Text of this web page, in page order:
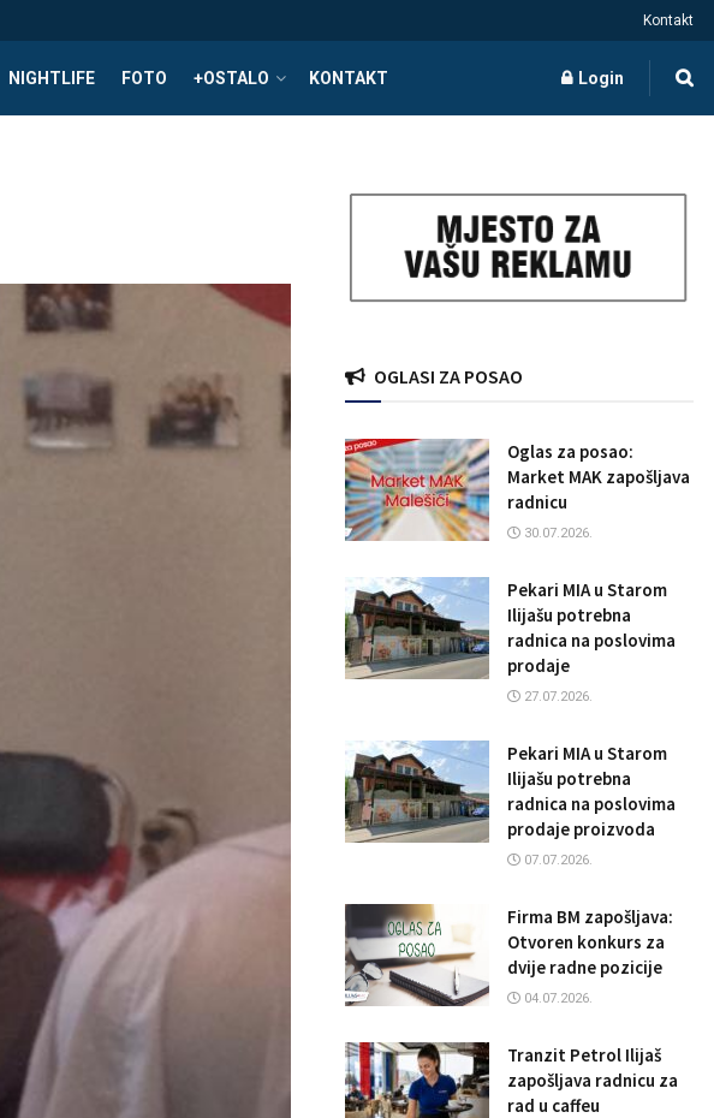
Kontakt
NIGHTLIFE FOTO +OSTALO KONTAKT Login
OGLASI ZA POSAO
Oglas za posao:
Market MAK zapošljava
radnicu
30.07.2026.
Pekari MIA u Starom
Ilijašu potrebna
radnica na poslovima
prodaje
27.07.2026.
Pekari MIA u Starom
Ilijašu potrebna
radnica na poslovima
prodaje proizvoda
07.07.2026.
Firma BM zapošljava:
Otvoren konkurs za
dvije radne pozicije
04.07.2026.
Tranzit Petrol Ilijaš
zapošljava radnicu za
rad u caffeu